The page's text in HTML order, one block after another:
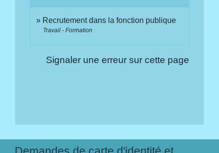
Recrutement dans la fonction publique
Travail - Formation
Signaler une erreur sur cette page